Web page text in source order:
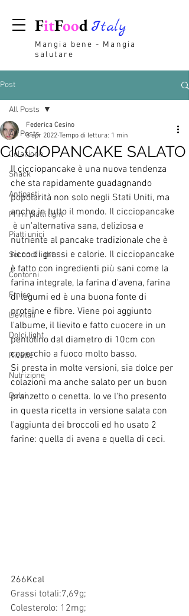
FitFoodItaly
Mangia bene - Mangia
salutare
Post
All Posts
Colazione
Snack
Antipasti
Primi piatti light
Piatti unici
Secondi light
Contorni
Etnico
Lievitati
Dolci light
Ricette
Nutrizione
Dolci
All Posts
CICCIOPANCAKE SALATO
Federica Cesino
8 apr 2022 Tempo di lettura: 1 min
Il cicciopancake è una nuova tendenza
che sta rapidamente guadagnando
popolarità non solo negli Stati Uniti, ma
anche in tutto il mondo. Il cicciopancake
è un'alternativa sana, deliziosa e
nutriente al pancake tradizionale che è
ricco di grassi e calorie. Il cicciopancake
è fatto con ingredienti più sani come la
farina integrale, la farina d'avena, farina
di legumi ed è una buona fonte di
proteine e fibre. Viene poi aggiunto
l'albume, il lievito e fatto cuocere in un
pentolino dal diametro di 10cm con
coperchio a fuoco molto basso.
Si presta in molte versioni, sia dolce per
colazioni ma anche salato per un buon
pranzetto o cenetta. Io ve l'ho presento
in questa ricetta in versione salata con
l'aggiunta dei broccoli ed ho usato 2
farine: quella di avena e quella di ceci.
266Kcal
Grassi totali:7,69g;
Colesterolo: 12mg;